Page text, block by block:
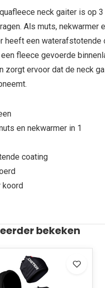
neck gaiter is op
Als muts, nekwarmer
heeft een waterafstotende
fleece gevoerde
zorgt ervoor dat de neck
en nekwarmer in 1
coating
koord
bekeken